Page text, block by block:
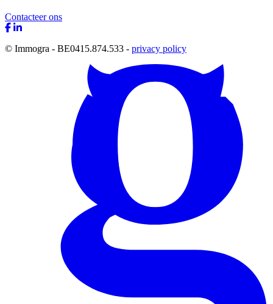
Contacteer ons
© Immogra - BE0415.874.533 - privacy policy